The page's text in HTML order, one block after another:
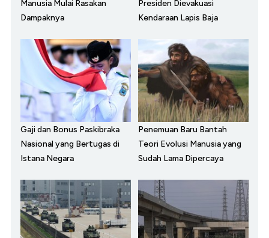
Manusia Mulai Rasakan
Dampaknya
Presiden Dievakuasi
Kendaraan Lapis Baja
Gaji dan Bonus Paskibraka
Nasional yang Bertugas di
Istana Negara
Penemuan Baru Bantah
Teori Evolusi Manusia yang
Sudah Lama Dipercaya